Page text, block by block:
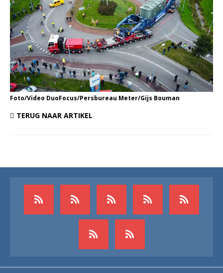
Foto/Video DuoFocus/Persbureau Meter/Gijs Bouman
TERUG NAAR ARTIKEL